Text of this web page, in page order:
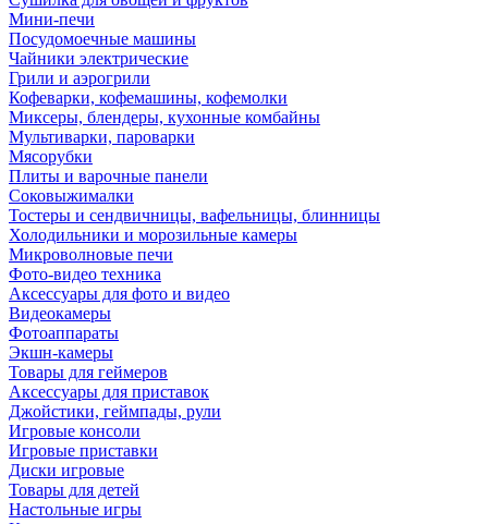
Мини-печи
Посудомоечные машины
Чайники электрические
Грили и аэрогрили
Кофеварки, кофемашины, кофемолки
Миксеры, блендеры, кухонные комбайны
Мультиварки, пароварки
Мясорубки
Плиты и варочные панели
Соковыжималки
Тостеры и сендвичницы, вафельницы, блинницы
Холодильники и морозильные камеры
Микроволновые печи
Фото-видео техника
Аксессуары для фото и видео
Видеокамеры
Фотоаппараты
Экшн-камеры
Товары для геймеров
Аксессуары для приставок
Джойстики, геймпады, рули
Игровые консоли
Игровые приставки
Диски игровые
Товары для детей
Настольные игры